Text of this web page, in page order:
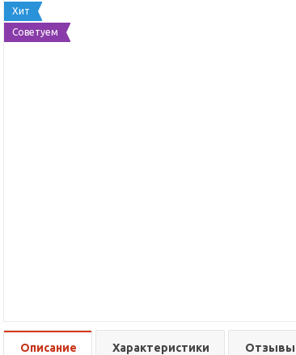
Хит
Советуем
Описание Характеристики Отзывы